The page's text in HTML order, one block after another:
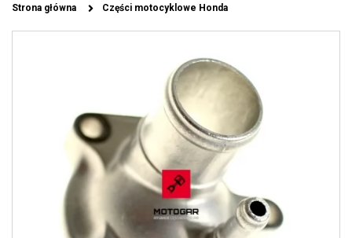
Strona główna Części motocyklowe Honda